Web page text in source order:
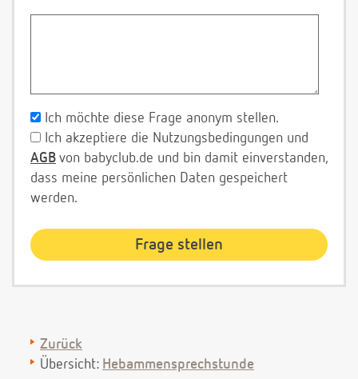
Ich möchte diese Frage anonym stellen.
Ich akzeptiere die Nutzungsbedingungen und
AGB von babyclub.de und bin damit einverstanden,
dass meine persönlichen Daten gespeichert
werden.
Zurück
Übersicht: Hebammensprechstunde